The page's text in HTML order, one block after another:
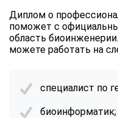
Диплом о
поможет с
область
можете работать на
специалист по
биоинформатик;